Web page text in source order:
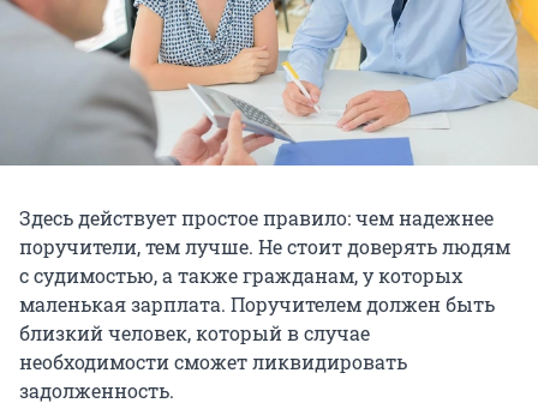
Здесь действует простое правило: чем надежнее
поручители, тем лучше. Не стоит доверять людям
с судимостью, а также гражданам, у которых
маленькая зарплата. Поручителем должен быть
близкий человек, который в случае
необходимости сможет ликвидировать
задолженность.